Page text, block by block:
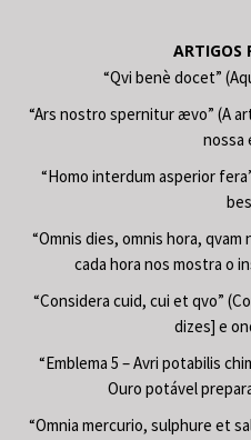
ARTIGOS
“Qvi benè docet”
“Ars nostro spernitur ævo” (A
nossa
“Homo interdum asperior
“Omnis dies, omnis hora,
cada hora nos mostra o
“Considera cuid, cui et qvo”
dizes] e
“Emblema 5 – Avri potabilis
Ouro potável
“Omnia mercurio, sulphure et